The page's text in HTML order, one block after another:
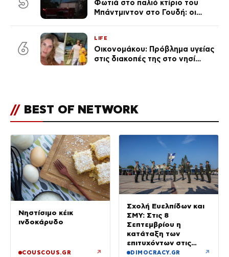
Φωτιά στο παλιό κτίριο του
Μπάντμιντον στο Γουδή: οι
πλήθος ελλείψεων και σοβαρών
κενών»
6
LIFE
Οικονομάκου: Πρόβλημα υγείας
στις διακοπές της στο νησί
// BEST OF NETWORK
Νηστίσιμο κέικ
ινδοκάρυδο
COUSCOUS.GR ↗
Σχολή Ευελπίδων και
ΣΜΥ: Στις 8
Σεπτεμβρίου η
κατάταξη των
επιτυχόντων στις
Στρατιωτικές Σχολές
DIMOCRACY.GR ↗